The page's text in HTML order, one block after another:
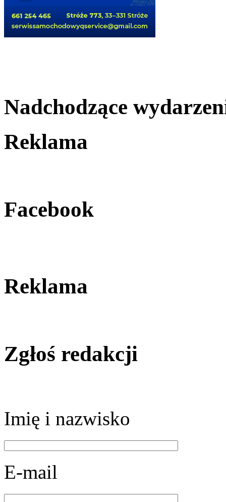
Nadchodzące
Reklama
Facebook
Reklama
Zgłoś redakcji
Imię i nazwisko
E-mail